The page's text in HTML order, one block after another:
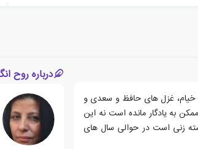
خیام، غزل های حافظ و سعدی و
به یادگار مانده است نه این
زنی است در حوالی سال های
درباره روح